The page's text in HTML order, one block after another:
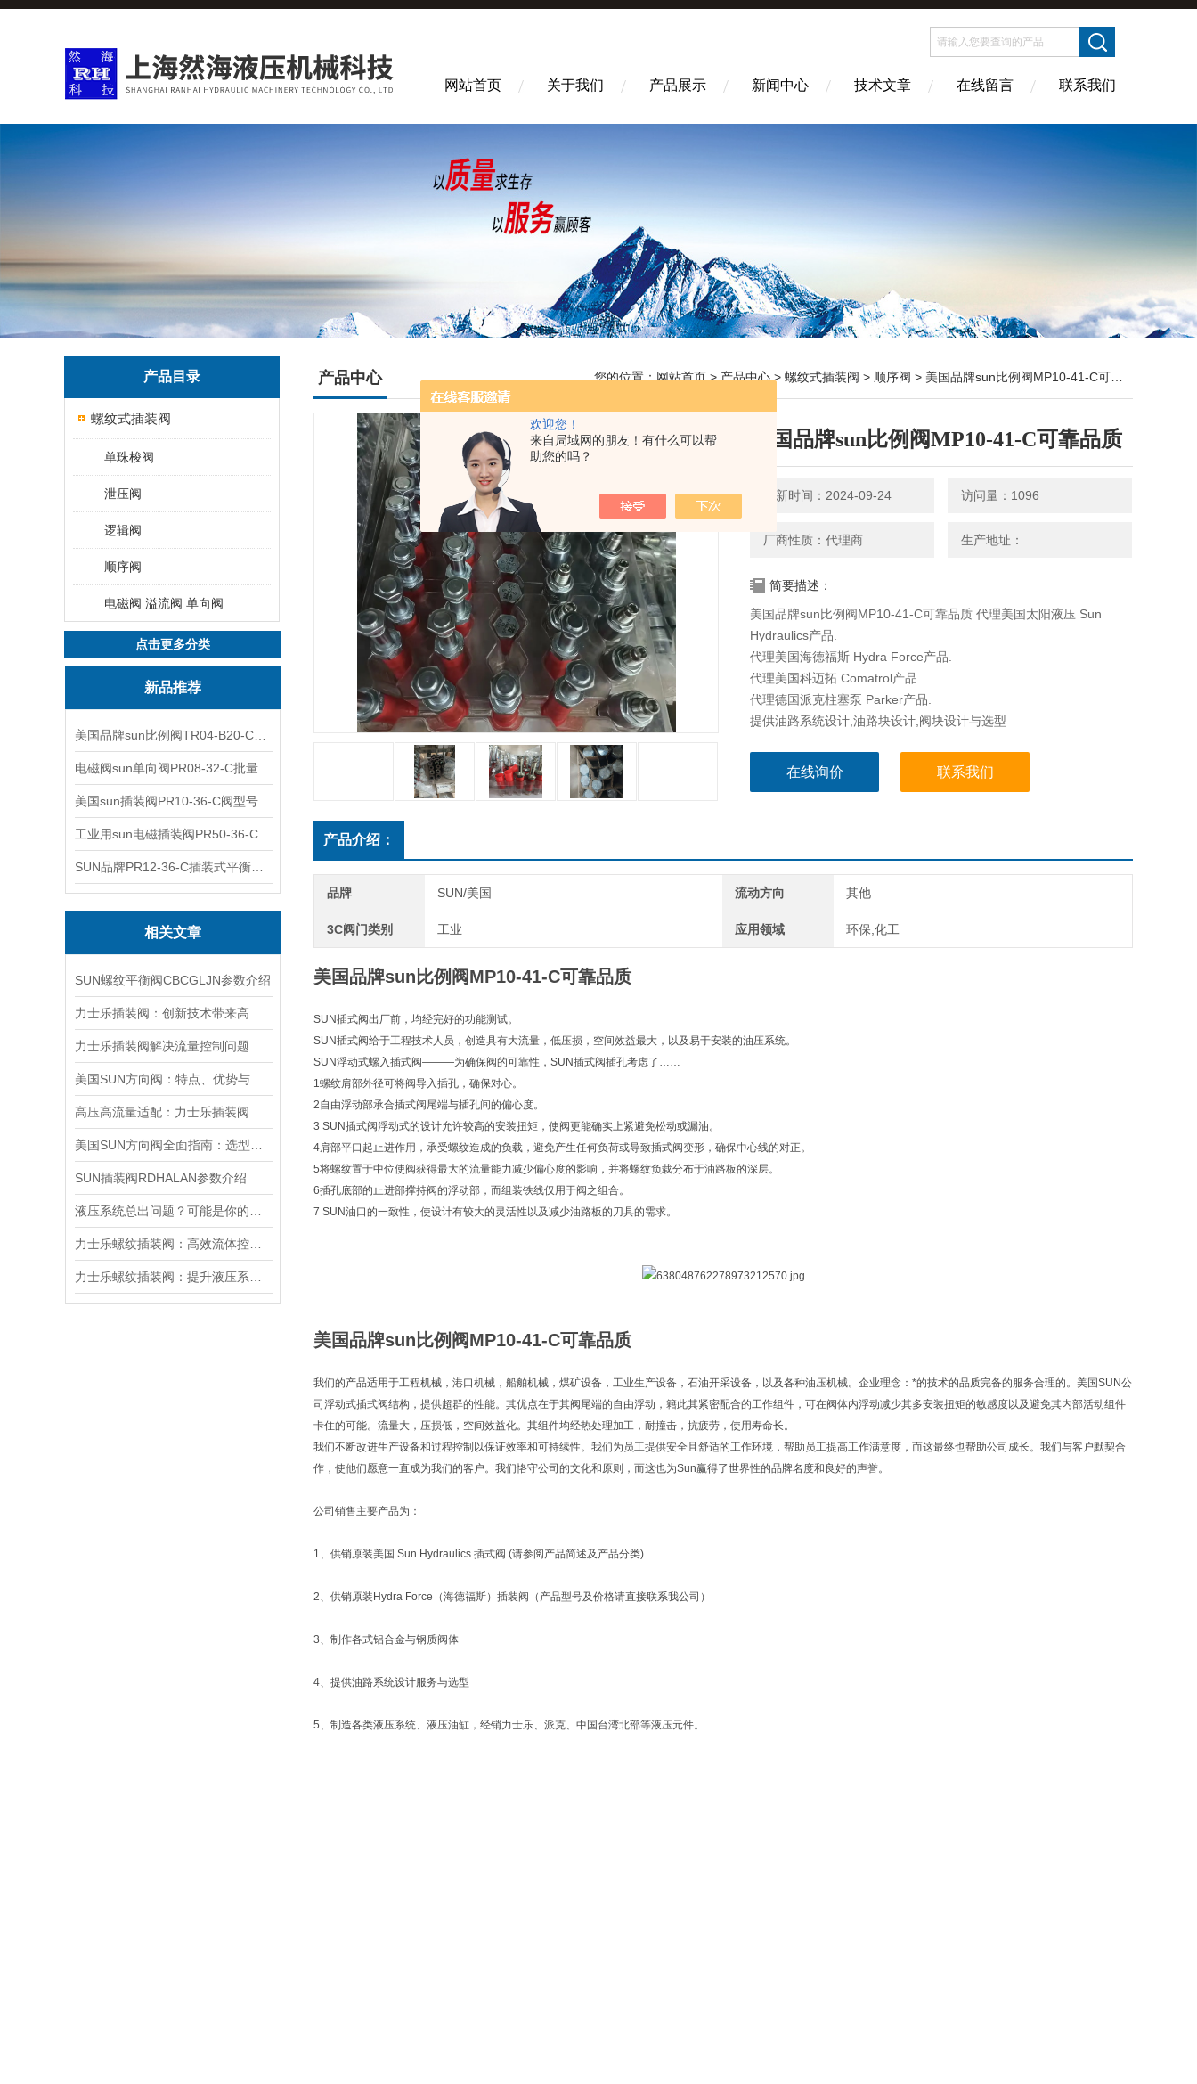
欢迎您！
来自局域网的朋友！有什么可以帮
助您的吗？
网站首页 关于我们 产品展示 新闻中心 技术文章 在线留言 联系我们
产品目录
螺纹式插装阀
单珠梭阀
泄压阀
逻辑阀
顺序阀
电磁阀 溢流阀 单向阀
点击更多分类
新品推荐
相关文章
SUN螺纹平衡阀CBCGLJN参数介绍
力士乐插装阀解决流量控制问题
SUN插装阀RDHALAN参数介绍
产品中心 您的位置： 网站首页 > 产品中心 > 螺纹式插装阀 > 顺序阀 > 美国品牌sun比例阀MP10-41-C可靠品质
美国品牌sun比例阀MP10-41-C可靠品质
更新时间：2024-09-24 访问量：1096
厂商性质：代理商 生产地址：
简要描述：
美国品牌sun比例阀MP10-41-C可靠品质 代理美国太阳液压 Sun
Hydraulics产品.
代理美国海德福斯 Hydra Force产品.
代理美国科迈拓 Comatrol产品.
代理德国派克柱塞泵 Parker产品.
提供油路系统设计,油路块设计,阀块设计与选型
在线询价 联系我们
产品介绍：
品牌 SUN/美国 流动方向 其他
3C阀门类别 工业 应用领域 环保,化工
美国品牌sun比例阀MP10-41-C可靠品质
SUN插式阀出厂前，均经完好的功能测试。
SUN插式阀给于工程技术人员，创造具有大流量，低压损，空间效益最大，以及易于安装的油压系统。
SUN浮动式螺入插式阀———为确保阀的可靠性，SUN插式阀插孔考虑了……
1螺纹肩部外径可将阀导入插孔，确保对心。
2自由浮动部承合插式阀尾端与插孔间的偏心度。
3 SUN插式阀浮动式的设计允许较高的安装扭矩，使阀更能确实上紧避免松动或漏油。
4肩部平口起止进作用，承受螺纹造成的负载，避免产生任何负荷或导致插式阀变形，确保中心线的对正。
5将螺纹置于中位使阀获得最大的流量能力减少偏心度的影响，并将螺纹负载分布于油路板的深层。
6插孔底部的止进部撑持阀的浮动部，而组装铁线仅用于阀之组合。
7 SUN油口的一致性，使设计有较大的灵活性以及减少油路板的刀具的需求。
美国品牌sun比例阀MP10-41-C可靠品质
我们的产品适用于工程机械，港口机械，船舶机械，煤矿设备，工业生产设备，石油开采设备，以及各种油压机械。企业理念：*的技术的品质完备的服务合理的。美国SUN公
司浮动式插式阀结构，提供超群的性能。其优点在于其阀尾端的自由浮动，籍此其紧密配合的工作组件，可在阀体内浮动减少其多安装扭矩的敏感度以及避免其内部活动组件
卡住的可能。流量大，压损低，空间效益化。其组件均经热处理加工，耐撞击，抗疲劳，使用寿命长。
我们不断改进生产设备和过程控制以保证效率和可持续性。我们为员工提供安全且舒适的工作环境，帮助员工提高工作满意度，而这最终也帮助公司成长。我们与客户默契合
作，使他们愿意一直成为我们的客户。我们恪守公司的文化和原则，而这也为Sun赢得了世界性的品牌名度和良好的声誉。
公司销售主要产品为：
1、供销原装美国 Sun Hydraulics 插式阀 (请参阅产品简述及产品分类)
2、供销原装Hydra Force（海德福斯）插装阀（产品型号及价格请直接联系我公司）
3、制作各式铝合金与钢质阀体
4、提供油路系统设计服务与选型
5、制造各类液压系统、液压油缸，经销力士乐、派克、中国台湾北部等液压元件。